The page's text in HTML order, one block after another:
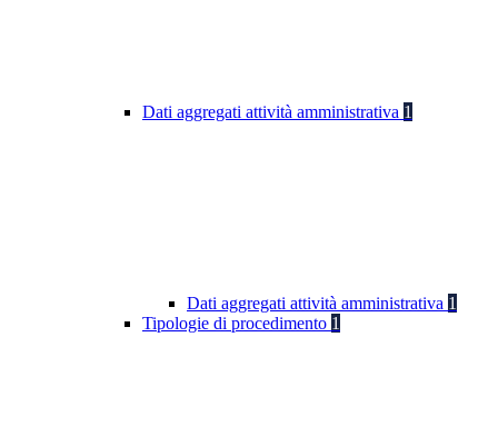
Dati aggregati attività amministrativa 1
Dati aggregati attività amministrativa 1
Tipologie di procedimento 1